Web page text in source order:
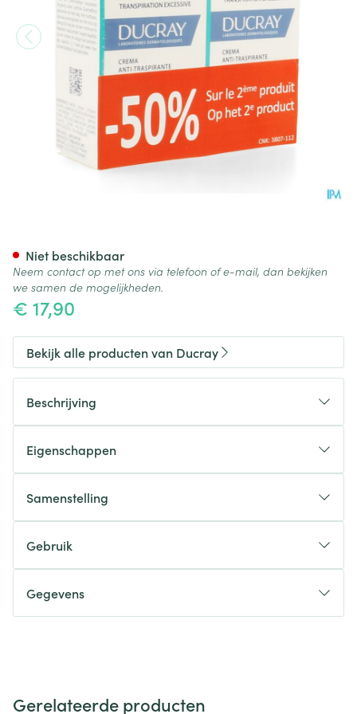
€ 17,90
Niet beschikbaar
Neem contact op met ons via telefoon of e-mail, dan bekijken
we samen de mogelijkheden.
Bekijk alle producten van Ducray
Beschrijving
Eigenschappen
Samenstelling
Gebruik
Gegevens
Gerelateerde producten